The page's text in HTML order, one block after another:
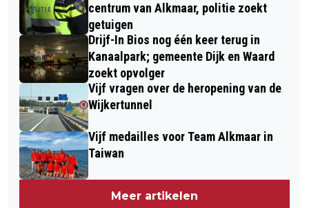
centrum van Alkmaar, politie zoekt
getuigen
Drijf-In Bios nog één keer terug in
Kanaalpark; gemeente Dijk en Waard
zoekt opvolger
Vijf vragen over de heropening van de
Wijkertunnel
Vijf medailles voor Team Alkmaar in
Taiwan
Meer artikelen